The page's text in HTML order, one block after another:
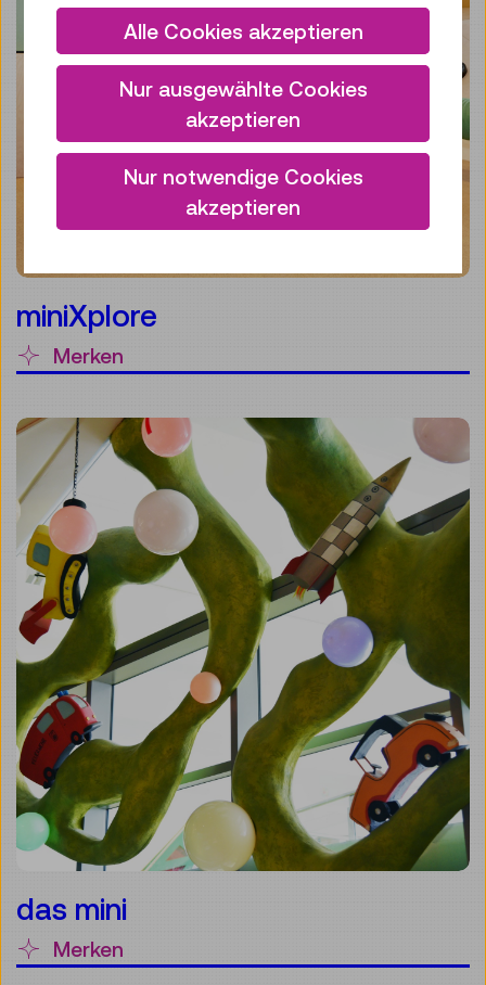
miniXplore
Merken
das mini
Merken
Alle Cookies akzeptieren
Nur ausgewählte Cookies
akzeptieren
Nur notwendige Cookies
akzeptieren